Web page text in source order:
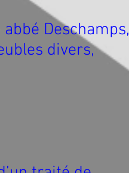
Deschamps,
divers,